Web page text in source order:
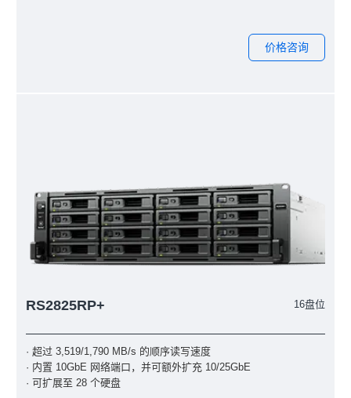
价格咨询
RS2825RP+ 16盘位
· 超过 3,519/1,790 MB/s 的顺序读写速度
· 内置 10GbE 网络端口，并可额外扩充 10/25GbE
· 可扩展至 28 个硬盘